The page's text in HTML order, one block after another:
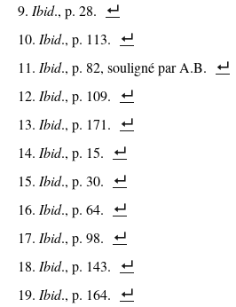
Ibid., p. 28.
Ibid., p. 113.
Ibid., p. 82, souligné par A.B.
Ibid., p. 109.
Ibid., p. 171.
Ibid., p. 15.
Ibid., p. 30.
Ibid., p. 64.
Ibid., p. 98.
Ibid., p. 143.
Ibid., p. 164.